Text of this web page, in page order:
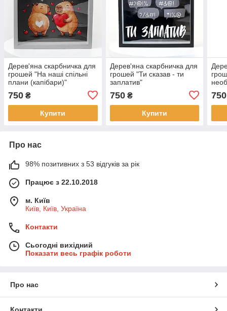
Дерев'яна скарбничка для
грошей "На наші спільні
плани (капібари)"
750 ₴
Купити
Дерев'яна скарбничка для
грошей "Ти сказав - ти
заплатив"
750₴
Купити
750
Про нас
98% позитивних з 53 відгуків за рік
Працює з 22.10.2018
м. Київ
Київ, Київ, Україна
Контакти
Сьогодні вихідний
Показати весь графік роботи
Про нас